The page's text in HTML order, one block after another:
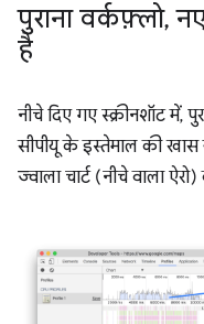
पुराना वर्कफ़्लो,
है
नीचे दिए गए स्क्रीनशॉट में,
सीपीयू के इस्तेमाल की खास
ज्वाला चार्ट (नीचे वाला